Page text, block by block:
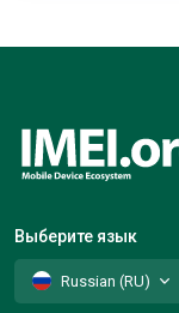
Выберите язык
Russian (RU)